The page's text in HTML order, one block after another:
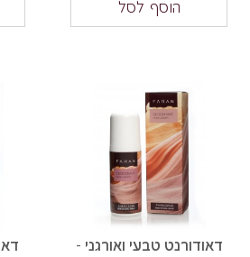
הוסף לסל
דאודורנט טבעי ואורגני -